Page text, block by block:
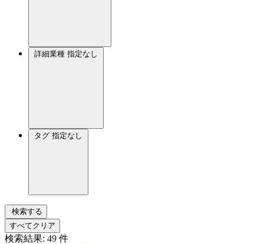
詳細業種 指定なし
タグ 指定なし
検索する
すべてクリア
検索結果: 49 件